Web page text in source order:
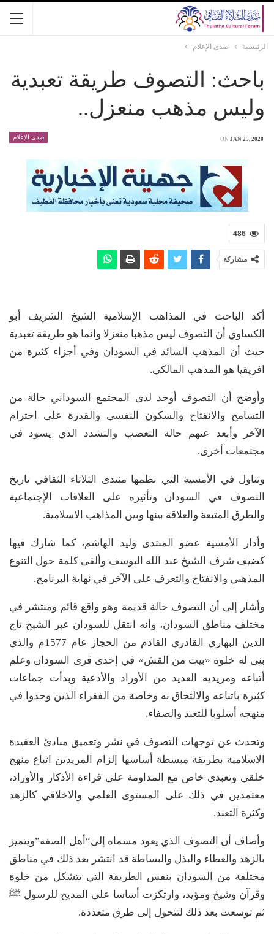
الرئيسية صدى الإعلام
باحث: التصوف طريقة تعبدية
وليس مذهب منعزل..
صدى الإعلام ON JAN 25, 2020
486
مشاركة
أكد الباحث في المذاهب الإسلامية الشيخ الشريف أبو
الكساوي أن التصوف ليس مذهبا منعزلا وانما هو طريقة تعبدية
حيث أن المذهب السائد في السودان وفي أجزاء كثيرة من
افريقيا هو المذهب المالكي.
وأوضح أن التصوف أوجد لدى المجتمع السوداني حالة من
التسامح والانفتاح والسكون النفسي والقدرة على احترام
الآخر وأبعد عنهم حالة التعصب والتشدد الذي يسود في
مجتمعات أخرى.
وتناول في الأمسية التي نظمها منتدى الثلاثاء الثقافي تاريخ
التصوف في السودان وتأثيره على العلاقات الإجتماعية
والطرق المتبعة والعلاقة بينها وبين المذاهب الاسلامية.
وأدار الأمسية عضو المنتدى وليد الهاشم، كما شارك فيها
كضيف شرف الشيخ عبد الله اليوسف وألقى كلمة حول التنوع
المذهبي والانفتاح والتعرف على الآخر في نهاية البرنامج.
وأشار إلى أن التصوف حالة قديمة وهو واقع قائم ومنتشر في
مختلف مناطق السودان، وأنه انتقل للسودان عبر الشيخ تاج
الدين البهاري القادري القادم من الحجاز عام 1577م والذي
بنى له خلوة «بيت من القش» في إحدى قرى السودان وعلم
أتباعه ومريديه العديد من الأوراد والأدعية وبدأت جماعات
كثيرة باتباعه والالتحاق به وخاصة من الفقراء الذين وجدوا في
منهجه أسلوبا للتعبد والصفاء.
وتحدث عن توجهات التصوف في نشر وتعميق مبادئ العقيدة
الاسلامية بطريقة مبسطة أساسها إلزام المريدين اتباع منهج
خلقي وتعبدي خاص مع المداومة على قراءة الأذكار والأوراد،
معتمدين في ذلك على المستوى العلمي والاخلاقي كالزهد
وكثرة التعبد.
وأضاف أن التصوف الذي يعود مسماه إلى“أهل الصفة”ويتميز
بالزهد والعطاء والبذل والبساطة قد انتشر بعد ذلك في مناطق
مختلفة من السودان بنفس الطريقة التي تتشكل من خلوة
وقرآن وشيخ ومؤيد، وارتكزت أساسا على المديح للرسول ﷺ
ثم توسعت بعد ذلك لتتحول إلى طرق متعددة.